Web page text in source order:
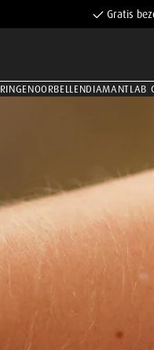
Gratis
RINGENOORBELLENDIAMANTLAB